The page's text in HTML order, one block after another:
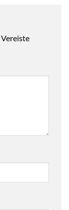
Vereiste